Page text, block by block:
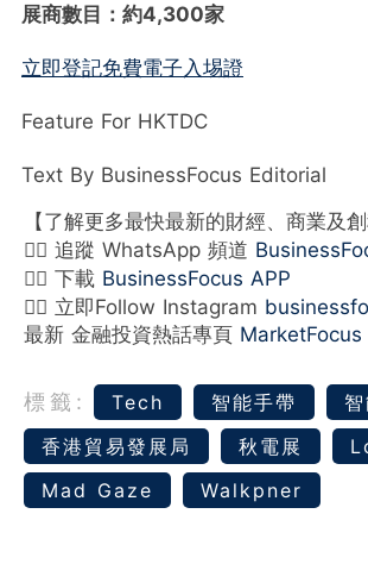
展商數目：約4,300家
立即登記免費電子入埸證
Feature For HKTDC
Text By BusinessFocus Editorial
【了解更多最快最新的財經、商業及創
👉🏻 追蹤 WhatsApp 頻道
👉🏻 下載 BusinessFocus APP
👉🏻 立即Follow Instagram
最新 金融投資熱話專頁 MarketFocus
標籤: Tech 智能手帶
香港貿易發展局
秋電展
Mad Gaze
Walkpner